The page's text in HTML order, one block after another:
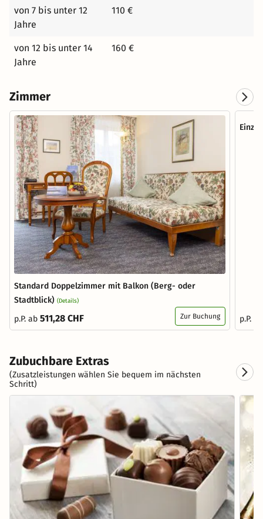
von 7 bis unter 12
Jahre
110 €
von 12 bis unter 14
Jahre
160 €
Zimmer
Standard Doppelzimmer mit Balkon (Berg- oder
Stadtblick) (Details)
p.P. ab 511,28 CHF Zur Buchung p.P.
Zubuchbare Extras
(Zusatzleistungen wählen Sie bequem im nächsten
Schritt)